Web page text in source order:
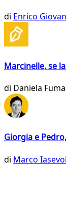
di Enrico
Marcinelle, se
di Daniela
Giorgia e
di Marco